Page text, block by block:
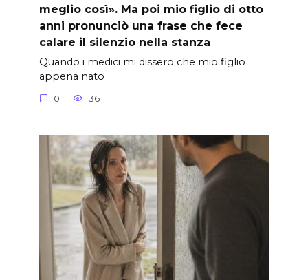
meglio così». Ma poi mio figlio di otto
anni pronunciò una frase che fece
calare il silenzio nella stanza
Quando i medici mi dissero che mio figlio
appena nato
0 36